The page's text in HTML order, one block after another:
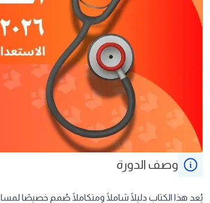
وصف الدورة
يُعد هذا الكتاب دليلًا شاملًا ومتكاملًا صُمم خصيصًا